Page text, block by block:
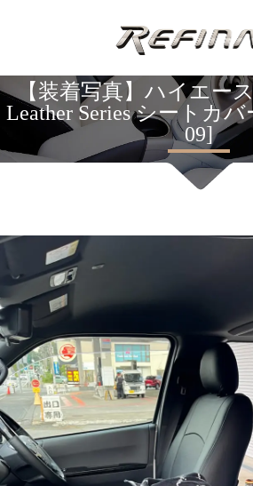
【装着写真】ハイエー
Leather Series シートカ
09]